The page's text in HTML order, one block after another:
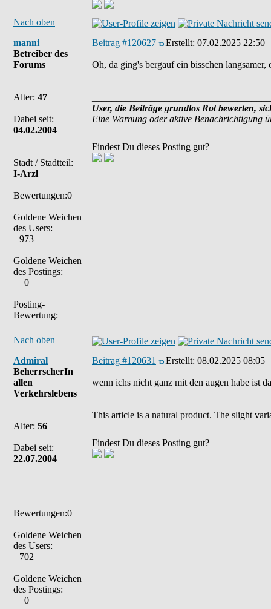
Nach oben
manni
Betreiber des
Forums
Alter: 47
Dabei seit:
04.02.2004
Stadt / Stadtteil:
I-Arzl
Bewertungen:0
Goldene Weichen
des Users:
973
Goldene Weichen
des Postings:
0
Posting-
Bewertung:
Beitrag #120627 Erstellt: 07.02.2025 22:50
Oh, da ging's bergauf ein bisschen langsamer,
User, die Beiträge grundlos Rot bewerten,
Eine Warnung oder aktive Benachrichtigung
Findest Du dieses Posting gut?
Nach oben
Admiral
BeherrscherIn
allen
Verkehrslebens
Alter: 56
Dabei seit:
22.07.2004
Bewertungen:0
Goldene Weichen
des Users:
702
Goldene Weichen
des Postings:
0
Beitrag #120631 Erstellt: 08.02.2025 08:05
wenn ichs nicht ganz mit den augen habe ist
This article is a natural product. The slight
Findest Du dieses Posting gut?